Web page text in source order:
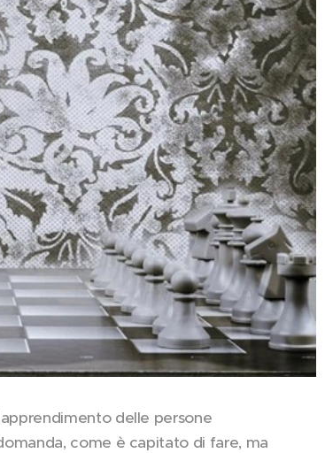
delle persone
come è capitato di fare, ma